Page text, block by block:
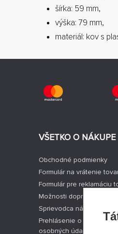
šírka: 59 mm,
výška: 79 mm,
materiál: kov s
VŠETKO O NÁKUPE
Obchodné podmienky
Formulár na vrátenie
Formulár pre reklamáciu
Možnosti dopravy a platby
Sprievodca nákupom
Prehlásenie o spracovaní
osobných údajov